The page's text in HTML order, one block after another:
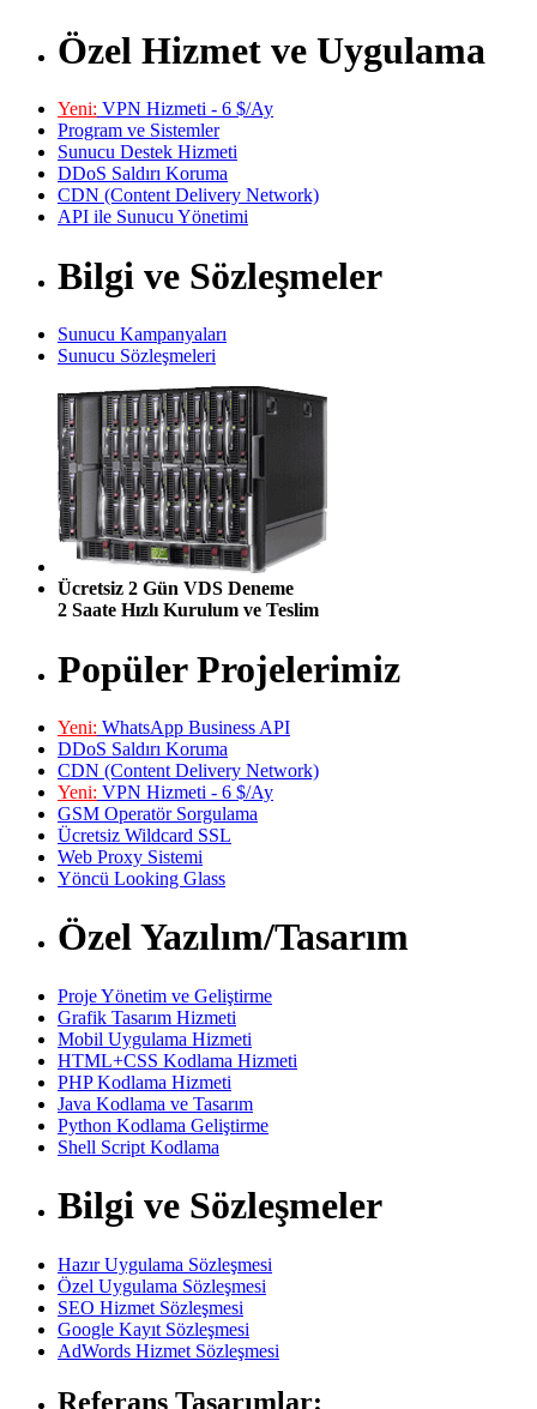
Özel Hizmet ve Uygulama
Yeni: VPN Hizmeti - 6 $/Ay
Program ve Sistemler
Sunucu Destek Hizmeti
DDoS Saldırı Koruma
CDN (Content Delivery Network)
API ile Sunucu Yönetimi
Bilgi ve Sözleşmeler
Sunucu Kampanyaları
Sunucu Sözleşmeleri
Ücretsiz 2 Gün VDS Deneme
2 Saate Hızlı Kurulum ve Teslim
Popüler Projelerimiz
Yeni: WhatsApp Business API
DDoS Saldırı Koruma
CDN (Content Delivery Network)
Yeni: VPN Hizmeti - 6 $/Ay
GSM Operatör Sorgulama
Ücretsiz Wildcard SSL
Web Proxy Sistemi
Yöncü Looking Glass
Özel Yazılım/Tasarım
Proje Yönetim ve Geliştirme
Grafik Tasarım Hizmeti
Mobil Uygulama Hizmeti
HTML+CSS Kodlama Hizmeti
PHP Kodlama Hizmeti
Java Kodlama ve Tasarım
Python Kodlama Geliştirme
Shell Script Kodlama
Bilgi ve Sözleşmeler
Hazır Uygulama Sözleşmesi
Özel Uygulama Sözleşmesi
SEO Hizmet Sözleşmesi
Google Kayıt Sözleşmesi
AdWords Hizmet Sözleşmesi
Referans Tasarımlar: